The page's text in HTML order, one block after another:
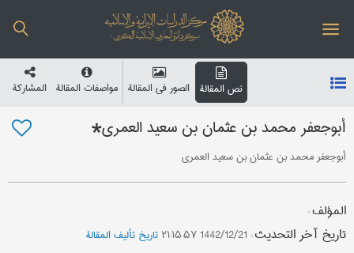
نص المقالة الصور في المقالة مواصفات المقالة المشارکة
أبوجعفر محمد بن عثمان بن سعید العمري*
أبوجعفر محمد بن عثمان بن سعید العمري
المؤلف:
تاریخ آخر التحدیث: 1442/12/21 ۲۱:۱۵:۵۷ تاریخ تألیف المقالة